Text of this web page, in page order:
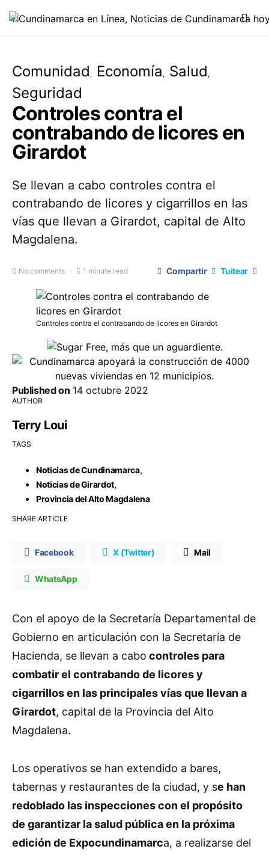
Comunidad Economía Salud
Seguridad
Controles contra el
contrabando de licores en
Girardot
Se llevan a cabo controles contra el
contrabando de licores y cigarrillos en las
vías que llevan a Girardot, capital de Alto
Magdalena.
No comments 1 minute read Compartir Tuitear
Controles contra el contrabando de licores en Girardot
Published on 14 octubre 2022
AUTHOR
Terry Loui
TAGS
Noticias de Cundinamarca,
Noticias de Girardot,
Provincia del Alto Magdalena
SHARE ARTICLE
Facebook X (Twitter) Mail
WhatsApp
Con el apoyo de la Secretaría Departamental de
Gobierno en articulación con la Secretaría de
Hacienda, se llevan a cabo controles para
combatir el contrabando de licores y
cigarrillos en las principales vías que llevan a
Girardot, capital de la Provincia del Alto
Magdalena.
Los operativos se han extendido a bares,
tabernas y restaurantes de la ciudad, y se han
redoblado las inspecciones con el propósito
de garantizar la salud pública en la próxima
edición de Expocundinamarca, a realizarse del